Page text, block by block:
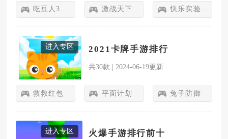
激战天下
进入专区 2021卡牌手游排行
共30款 | 2024-06-19更新
救救红包 平面计划 兔子防御
进入专区 火爆手游排行前十